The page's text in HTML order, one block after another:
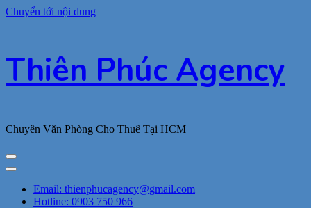
Chuyển tới nội dung
Thiên Phúc Agency
Chuyên Văn Phòng Cho Thuê Tại HCM
Email: thienphucagency@gmail.com
Hotline: 0903 750 966